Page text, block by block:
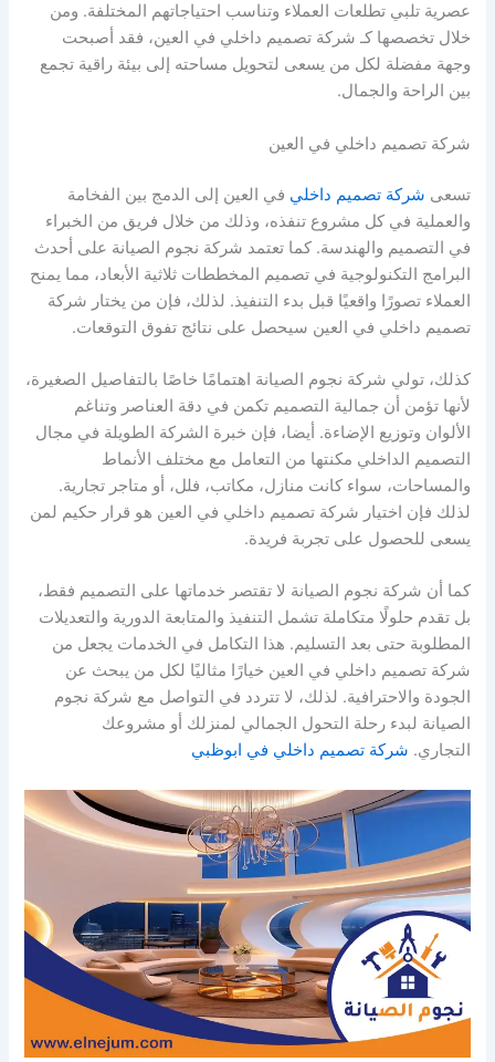
عصرية تلبي تطلعات العملاء وتناسب احتياجاتهم المختلفة. ومن
خلال تخصصها كـ شركة تصميم داخلي في العين، فقد أصبحت
وجهة مفضلة لكل من يسعى لتحويل مساحته إلى بيئة راقية تجمع
بين الراحة والجمال.
شركة تصميم داخلي في العين
تسعى شركة تصميم داخلي في العين إلى الدمج بين الفخامة
والعملية في كل مشروع تنفذه، وذلك من خلال فريق من الخبراء
في التصميم والهندسة. كما تعتمد شركة نجوم الصيانة على أحدث
البرامج التكنولوجية في تصميم المخططات ثلاثية الأبعاد، مما يمنح
العملاء تصورًا واقعيًا قبل بدء التنفيذ. لذلك، فإن من يختار شركة
تصميم داخلي في العين سيحصل على نتائج تفوق التوقعات.
كذلك، تولي شركة نجوم الصيانة اهتمامًا خاصًا بالتفاصيل الصغيرة،
لأنها تؤمن أن جمالية التصميم تكمن في دقة العناصر وتناغم
الألوان وتوزيع الإضاءة. أيضا، فإن خبرة الشركة الطويلة في مجال
التصميم الداخلي مكنتها من التعامل مع مختلف الأنماط
والمساحات، سواء كانت منازل، مكاتب، فلل، أو متاجر تجارية.
لذلك فإن اختيار شركة تصميم داخلي في العين هو قرار حكيم لمن
يسعى للحصول على تجربة فريدة.
كما أن شركة نجوم الصيانة لا تقتصر خدماتها على التصميم فقط،
بل تقدم حلولًا متكاملة تشمل التنفيذ والمتابعة الدورية والتعديلات
المطلوبة حتى بعد التسليم. هذا التكامل في الخدمات يجعل من
شركة تصميم داخلي في العين خيارًا مثاليًا لكل من يبحث عن
الجودة والاحترافية. لذلك، لا تتردد في التواصل مع شركة نجوم
الصيانة لبدء رحلة التحول الجمالي لمنزلك أو مشروعك
التجاري. شركة تصميم داخلي في ابوظبي